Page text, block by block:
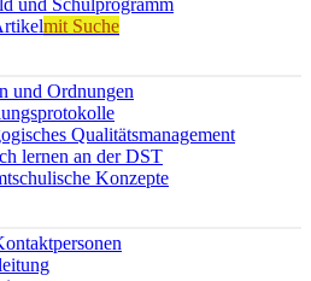
mit Suche
und Ordnungen
Qualitätsmanagement
lernen an der DST
Konzepte